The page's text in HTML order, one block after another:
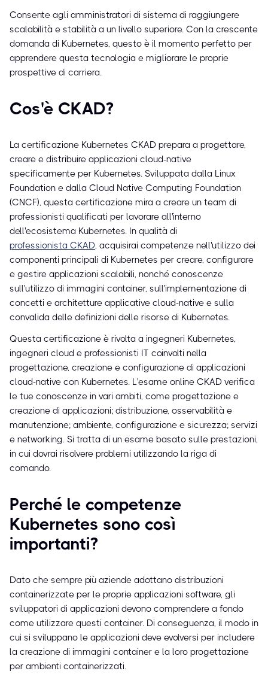
Consente agli amministratori di sistema di raggiungere
scalabilità e stabilità a un livello superiore. Con la crescente
domanda di Kubernetes, questo è il momento perfetto per
apprendere questa tecnologia e migliorare le proprie
prospettive di carriera.
Cos'è CKAD?
La certificazione Kubernetes CKAD prepara a progettare,
creare e distribuire applicazioni cloud-native
specificamente per Kubernetes. Sviluppata dalla Linux
Foundation e dalla Cloud Native Computing Foundation
(CNCF), questa certificazione mira a creare un team di
professionisti qualificati per lavorare all'interno
dell'ecosistema Kubernetes. In qualità di
professionista CKAD, acquisirai competenze nell'utilizzo dei
componenti principali di Kubernetes per creare, configurare
e gestire applicazioni scalabili, nonché conoscenze
sull'utilizzo di immagini container, sull'implementazione di
concetti e architetture applicative cloud-native e sulla
convalida delle definizioni delle risorse di Kubernetes.
Questa certificazione è rivolta a ingegneri Kubernetes,
ingegneri cloud e professionisti IT coinvolti nella
progettazione, creazione e configurazione di applicazioni
cloud-native con Kubernetes. L'esame online CKAD verifica
le tue conoscenze in vari ambiti, come progettazione e
creazione di applicazioni; distribuzione, osservabilità e
manutenzione; ambiente, configurazione e sicurezza; servizi
e networking. Si tratta di un esame basato sulle prestazioni,
in cui dovrai risolvere problemi utilizzando la riga di
comando.
Perché le competenze
Kubernetes sono così
importanti?
Dato che sempre più aziende adottano distribuzioni
containerizzate per le proprie applicazioni software, gli
sviluppatori di applicazioni devono comprendere a fondo
come utilizzare questi container. Di conseguenza, il modo in
cui si sviluppano le applicazioni deve evolversi per includere
la creazione di immagini container e la loro progettazione
per ambienti containerizzati.